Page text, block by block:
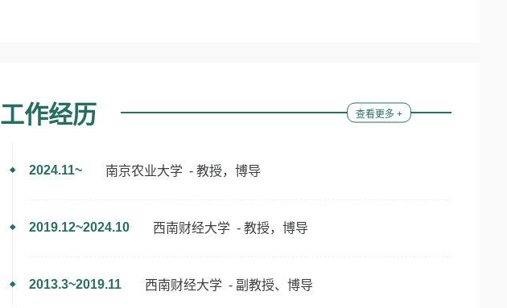
工作经历 查看更多 +
2024.11~ 南京农业大学 - 教授，博导
2019.12~2024.10 西南财经大学 - 教授，博导
2013.3~2019.11 西南财经大学 - 副教授、博导